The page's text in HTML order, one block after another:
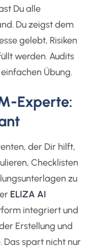
Du alle
Du zeigst dem
gelebt, Risiken
werden. Audits
Übung.
Experte:
der Dir hilft,
Checklisten
zu
ELIZA AI
integriert und
Erstellung und
spart nicht nur